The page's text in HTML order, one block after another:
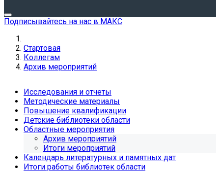
Подписывайтесь на нас в МАКС
Стартовая
Коллегам
Архив мероприятий
Исследования и отчеты
Методические материалы
Повышение квалификации
Детские библиотеки области
Областные мероприятия
Архив мероприятий
Итоги мероприятий
Календарь литературных и памятных дат
Итоги работы библиотек области